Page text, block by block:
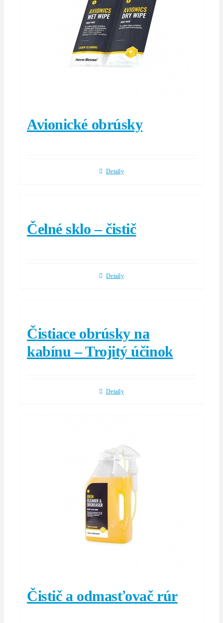
Avionické obrúsky
Detaily
Čelné sklo – čistič
Detaily
Čistiace obrúsky na
kabínu – Trojitý účinok
Detaily
Čistič a odmasťovač rúr